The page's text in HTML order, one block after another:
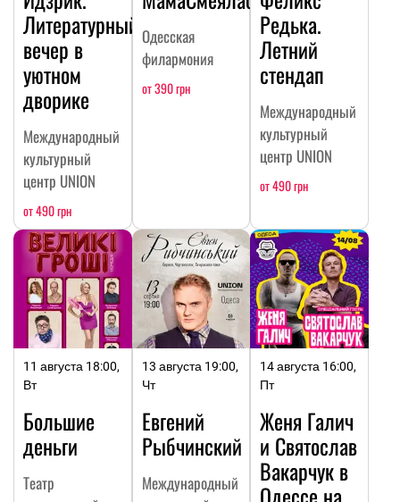
Литературный
вечер в
уютном
дворике
Международный
культурный
центр UNION
от 490 грн
Одесская
филармония
от 390 грн
Редька.
Летний
стендап
Международный
культурный
центр UNION
от 490 грн
11 августа 18:00,
Вт
Большие
деньги
Театр
13 августа 19:00,
Чт
Евгений
Рыбчинский
Международный
14 августа 16:00,
Пт
Женя Галич
и Святослав
Вакарчук в